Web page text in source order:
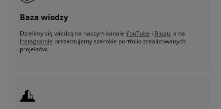
Baza wiedzy
Dzielimy się wiedzą na naszym kanale YouTube i Blogu, a na
Instagramie prezentujemy szerokie portfolio zrealizowanych
projektów.